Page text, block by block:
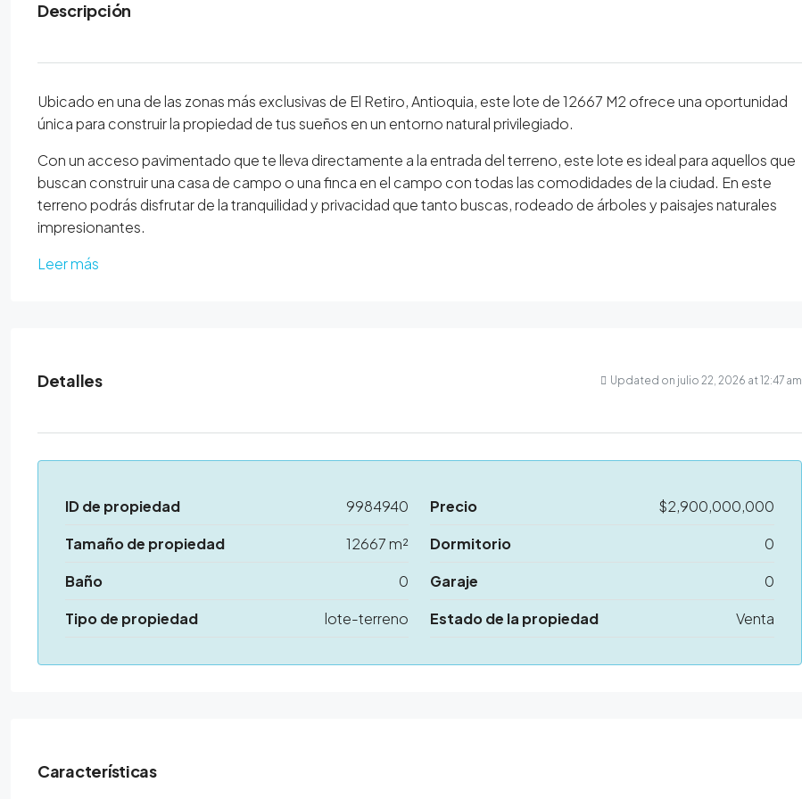
Descripción
Ubicado en una de las zonas más exclusivas de El Retiro, Antioquia, este lote de 12667 M2 ofrece una oportunidad
única para construir la propiedad de tus sueños en un entorno natural privilegiado.
Con un acceso pavimentado que te lleva directamente a la entrada del terreno, este lote es ideal para aquellos que
buscan construir una casa de campo o una finca en el campo con todas las comodidades de la ciudad. En este
terreno podrás disfrutar de la tranquilidad y privacidad que tanto buscas, rodeado de árboles y paisajes naturales
impresionantes.
Leer más
Detalles Updated on julio 22, 2026 at 12:47 am
ID de propiedad 9984940 Precio
$2,900,000,000
Tamaño de propiedad
12667 m² Dormitorio
0
Baño
0 Garaje
0
Tipo de propiedad
lote-terreno Estado de la propiedad Venta
Características